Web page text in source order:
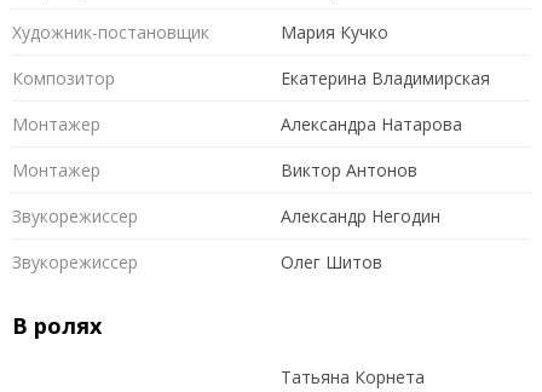
Художник-постановщик
Мария Кучко
Композитор
Екатерина Владимирская
Монтажер
Александра Натарова
Монтажер
Виктор Антонов
Звукорежиссер
Александр Негодин
Звукорежиссер
Олег Шитов
В ролях
Татьяна Корнета